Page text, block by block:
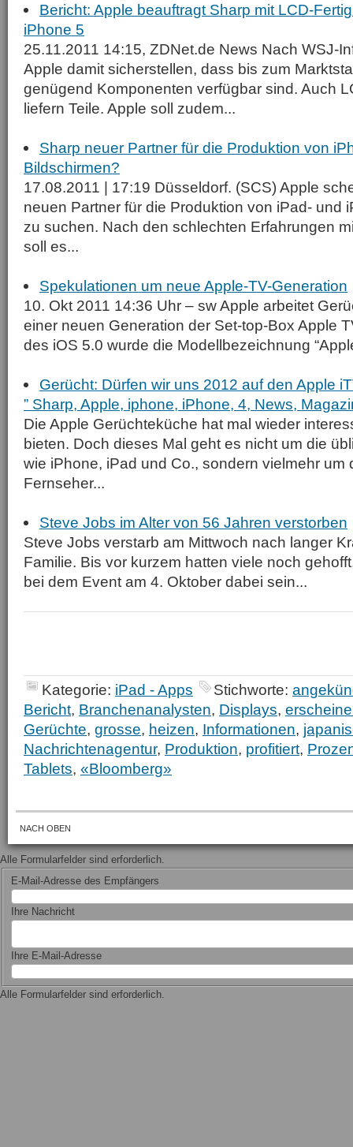
Bericht: Apple beauftragt Sharp mit LCD-
iPhone 5
25.11.2011 14:15, ZDNet.de News Nach WSJ-
Apple damit sicherstellen, dass bis zum
genügend Komponenten verfügbar sind. Auch
liefern Teile. Apple soll zudem...
Sharp neuer Partner für die Produktion von
Bildschirmen?
17.08.2011 | 17:19 Düsseldorf. (SCS) Apple
neuen Partner für die Produktion von iPad- und
zu suchen. Nach den schlechten Erfahrungen
soll es...
Spekulationen um neue Apple-TV-Generation
10. Okt 2011 14:36 Uhr – sw Apple arbeitet
einer neuen Generation der Set-top-Box Apple
des iOS 5.0 wurde die Modellbezeichnung
Gerücht: Dürfen wir uns 2012 auf den Apple
” Sharp, Apple, iphone, iPhone, 4, News,
Die Apple Gerüchteküche hat mal wieder
bieten. Doch dieses Mal geht es nicht um die
wie iPhone, iPad und Co., sondern vielmehr um
Fernseher...
Steve Jobs im Alter von 56 Jahren verstorben
Steve Jobs verstarb am Mittwoch nach langer
Familie. Bis vor kurzem hatten viele noch
bei dem Event am 4. Oktober dabei sein...
Kategorie: iPad - Apps Stichworte:
Bericht, Branchenanalysten, Displays,
Gerüchte, grosse, heizen, Informationen,
Nachrichtenagentur, Produktion, profitiert,
Tablets, «Bloomberg»
NACH OBEN
Alle Formularfelder sind erforderlich.
E-Mail-Adresse des Empfängers
Ihre Nachricht
Ihre E-Mail-Adresse
Alle Formularfelder sind erforderlich.